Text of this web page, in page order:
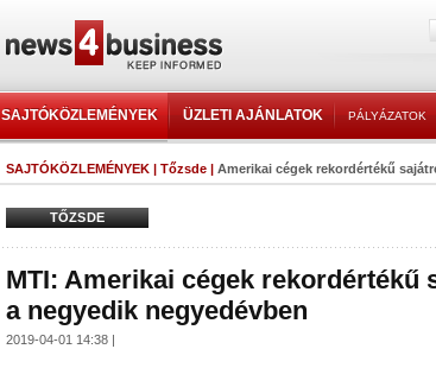
SAJTÓKÖZLEMÉNYEK ÜZLETI AJÁNLATOK PÁLYÁZATOK
SAJTÓKÖZLEMÉNYEK | Tőzsde | Amerikai cégek rekordértékű
TŐZSDE
MTI: Amerikai cégek rekordértékű
a negyedik negyedévben
2019-04-01 14:38 |